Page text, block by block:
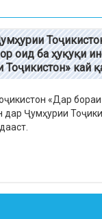
оид ба ҳуқуқи
Тоҷикистон» кай
«Дар
дар Ҷумҳурии